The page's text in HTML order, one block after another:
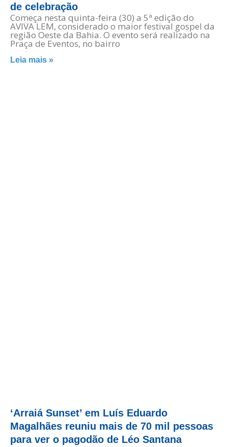
de celebração
Começa nesta quinta-feira (30) a 5ª edição do
AVIVA LEM, considerado o maior festival gospel da
região Oeste da Bahia. O evento será realizado na
Praça de Eventos, no bairro
Leia mais »
‘Arraiá Sunset’ em Luís Eduardo
Magalhães reuniu mais de 70 mil pessoas
para ver o pagodão de Léo Santana